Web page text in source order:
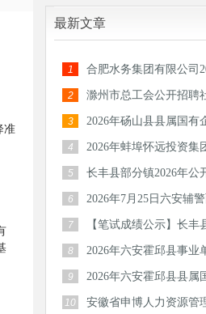
准
最新文章
1 合肥水务集团有限公司
2
滁州市总工会公开招聘
者和专
3
2026年砀山县县属国有
员公告
4
2026年蚌埠怀远投资集
30人公
5
长丰县部分镇2026年公
区）后备
6 2026年7月25日六安辅
7
【笔试成绩公示】长丰
公开招
8
2026年六安霍邱县事业
告
9
2026年六安霍邱县县属
聘工作
10
安徽省申博人力资源管